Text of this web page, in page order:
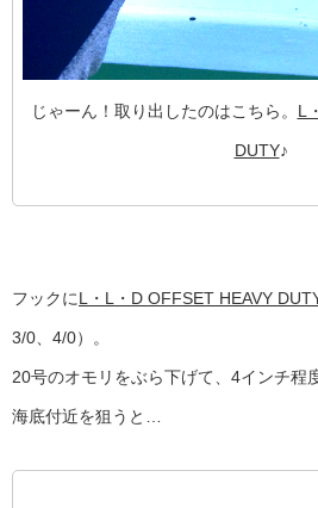
じゃーん！取り出したのはこちら。 L
DUTY♪
フックにL・L・D OFFSET HEAVY
3/0、4/0）。
20号のオモリをぶら下げて、4インチ程
海底付近を狙うと…